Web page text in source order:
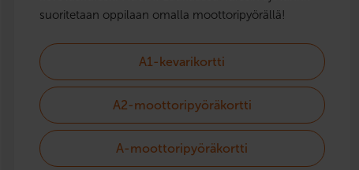
suoritetaan oppilaan omalla moottoripyörällä!
A1-kevarikortti
A2-moottoripyöräkortti
A-moottoripyöräkortti